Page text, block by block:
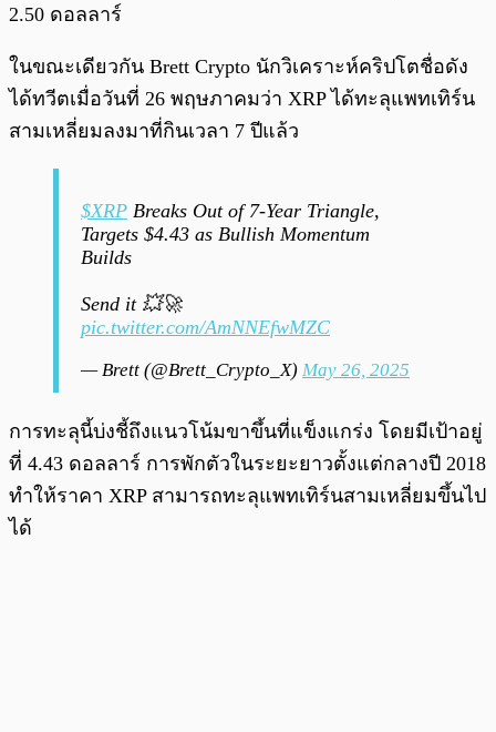
2.50 ดอลลาร์
ในขณะเดียวกัน Brett Crypto นักวิเคราะห์คริปโตชื่อดัง
ได้ทวีตเมื่อวันที่ 26 พฤษภาคมว่า XRP ได้ทะลุแพทเทิร์น
สามเหลี่ยมลงมาที่กินเวลา 7 ปีแล้ว
$XRP Breaks Out of 7-Year Triangle,
Targets $4.43 as Bullish Momentum
Builds
Send it 💥🚀
pic.twitter.com/AmNNEfwMZC
— Brett (@Brett_Crypto_X) May 26, 2025
การทะลุนี้บ่งชี้ถึงแนวโน้มขาขึ้นที่แข็งแกร่ง โดยมีเป้าอยู่
ที่ 4.43 ดอลลาร์ การพักตัวในระยะยาวตั้งแต่กลางปี ​​2018
ทำให้ราคา XRP สามารถทะลุแพทเทิร์นสามเหลี่ยมขึ้นไป
ได้